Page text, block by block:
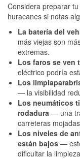
Considera preparar
huracanes si notas
La batería del
más viejas son
extremas.
Los faros se ven
eléctrico podría
Los
— la visibilidad
Los neumáticos
rodadura — una
carreteras
Los niveles de
están bajos —
dificultar la